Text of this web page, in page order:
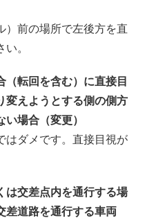
）前の場所で左後方を直
。
（転回を含む）に直接目
変えようとする側の側方
場合（変更）
はダメです。直接目視が
は交差点内を通行する場
差道路を通行する車両